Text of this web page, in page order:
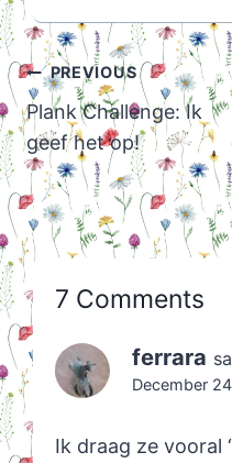
Post
navigation
PREVIOUS
Plank Challenge: Ik
geef het op!
7 Comments
ferrara
December
Ik draag ze vooral